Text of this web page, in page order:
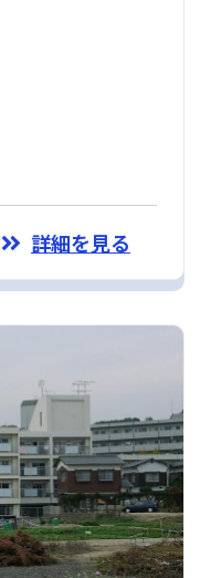
詳細を見る